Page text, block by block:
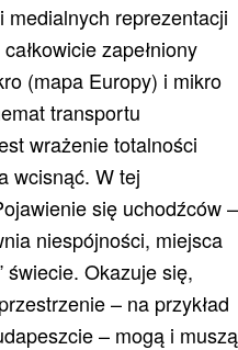
reprezentacji
zapełniony
(mapa Europy) i mikro
transportu
wrażenie totalności
wcisnąć. W tej
się uchodźców –
niespójności, miejsca
świecie. Okazuje się,
– na przykład
– mogą i muszą